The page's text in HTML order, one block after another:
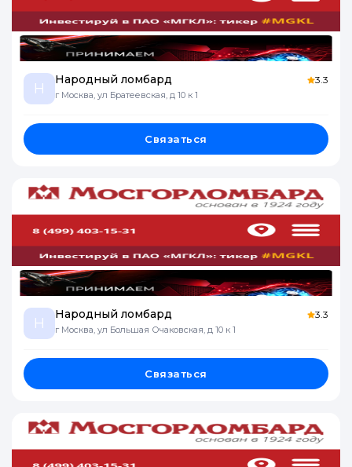
Н
Народный ломбард
г Москва, ул Братеевская, д 10 к 1
3.3
Связаться
Н
Народный ломбард
г Москва, ул Большая Очаковская, д 10 к 1
3.3
Связаться